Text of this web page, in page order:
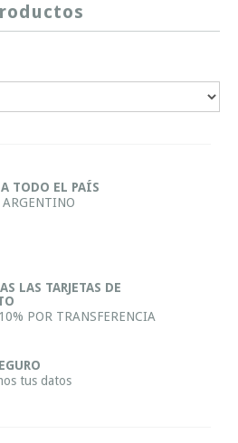
TODO EL PAÍS
ARGENTINO
LAS TARJETAS DE
POR TRANSFERENCIA
tus datos